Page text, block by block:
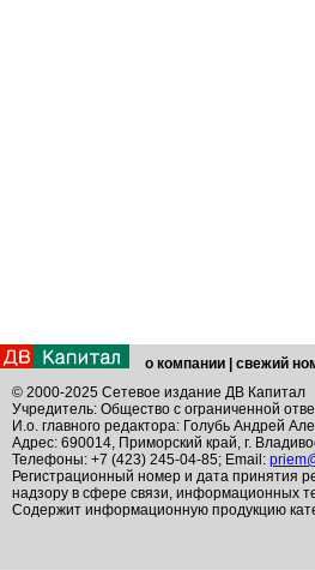
о компании свежий
© 2000-2025 Сетевое издание ДВ Капитал
Учредитель: Общество с ограниченной
И.о. главного редактора: Голубь Андрей
Адрес: 690014, Приморский край, г.
Телефоны: +7 (423) 245-04-85; Email:
Регистрационный номер и дата принятия
надзору в сфере связи, информационных
Содержит информационную продукцию